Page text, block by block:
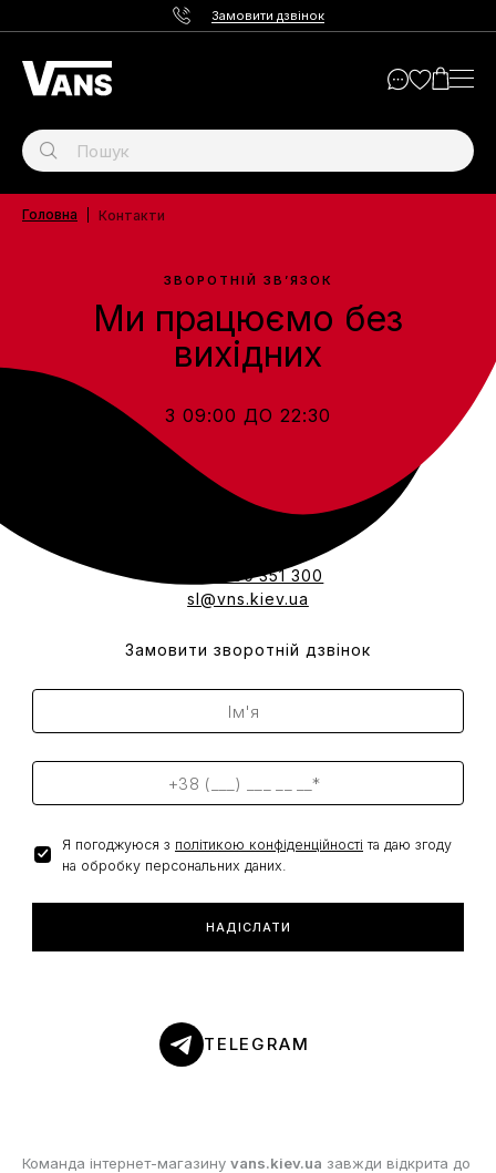
Замовити дзвінок
Головна Контакти
ЗВОРОТНІЙ ЗВ’ЯЗОК
Ми працюємо без
вихідних
З 09:00 ДО 22:30
+380 800 351 300
sl@vns.kiev.ua
Замовити зворотній дзвінок
Я погоджуюся з політикою конфіденційності та даю згоду
на обробку персональних даних.
НАДІСЛАТИ
TELEGRAM
Команда інтернет-магазину vans.kiev.ua завжди відкрита до